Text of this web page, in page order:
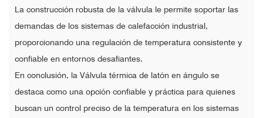
La construcción robusta de la válvula le permite soportar las
demandas de los sistemas de calefacción industrial,
proporcionando una regulación de temperatura consistente y
confiable en entornos desafiantes.
En conclusión, la Válvula térmica de latón en ángulo se
destaca como una opción confiable y práctica para quienes
buscan un control preciso de la temperatura en los sistemas